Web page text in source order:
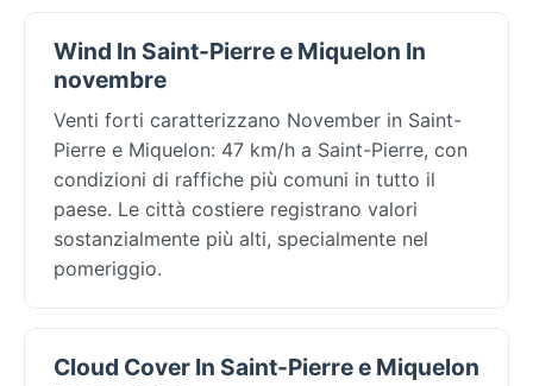
Wind In Saint-Pierre e Miquelon In
novembre
Venti forti caratterizzano November in Saint-
Pierre e Miquelon: 47 km/h a Saint-Pierre, con
condizioni di raffiche più comuni in tutto il
paese. Le città costiere registrano valori
sostanzialmente più alti, specialmente nel
pomeriggio.
Cloud Cover In Saint-Pierre e Miquelon